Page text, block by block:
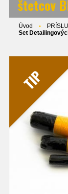
štetcov
Úvod
Set
TIP